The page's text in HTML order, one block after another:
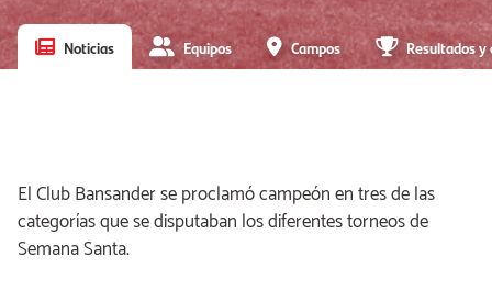
Noticias Equipos Campos Resultados
El Club Bansander se proclamó campeón en tres de las
categorías que se disputaban los diferentes torneos de
Semana Santa.